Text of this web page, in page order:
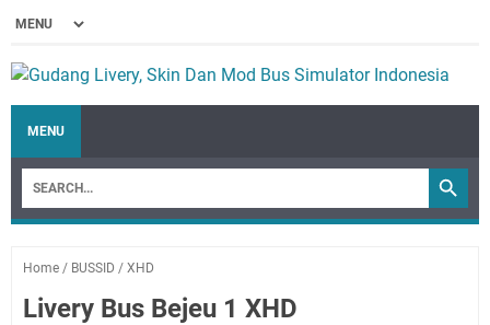
MENU
Home / BUSSID / XHD
Livery Bus Bejeu 1 XHD